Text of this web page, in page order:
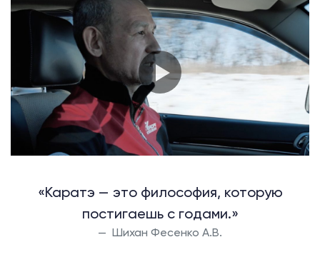
«Каратэ — это философия, которую
постигаешь с годами.»
Шихан Фесенко А.В.